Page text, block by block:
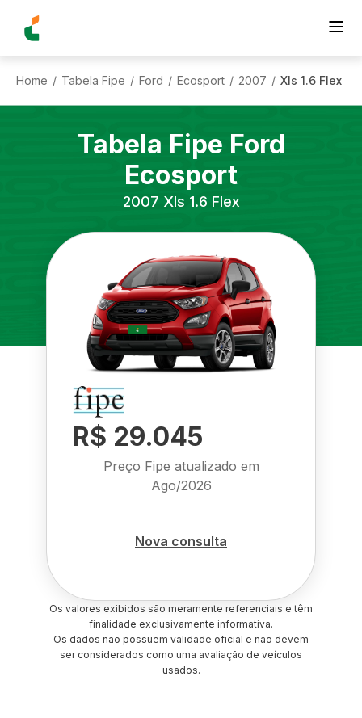
Home / Tabela Fipe / Ford / Ecosport / 2007 / Xls 1.6 Flex
Tabela Fipe Ford
Ecosport
2007 Xls 1.6 Flex
R$ 29.045
Preço Fipe atualizado em
Ago/2026
Nova consulta
Os valores exibidos são meramente referenciais e têm
finalidade exclusivamente informativa.
Os dados não possuem validade oficial e não devem
ser considerados como uma avaliação de veículos
usados.